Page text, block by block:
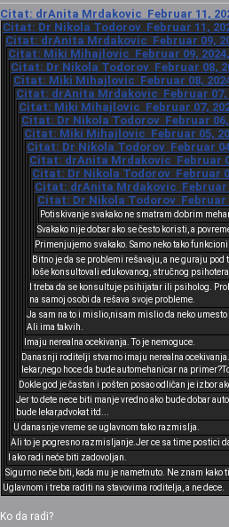
Citat: drAnita Mrdakovic Februar 11,
Citat: Dr Nikola Todorov Februar 11,
Citat: drAnita Mrdakovic Februar 09,
Citat: Miki Mihajlovic Februar 09, 2024,
Citat: Dr Nikola Todorov Februar 08,
Citat: Miki Mihajlovic Februar 08,
Citat: drAnita Mrdakovic Februar 07,
Citat: Miki Mihajlovic Februar 07,
Citat: Dr Nikola Todorov Februar 06,
Citat: Miki Mihajlovic Februar 05,
Citat: Dr Nikola Todorov Februar
Citat: drAnita Mrdakovic Februar
Citat: Dr Nikola Todorov Februar
Citat: drAnita Mrdakovic Februar
Citat: Dr Nikola Todorov Februar
Potiskivanje svakako ne smatram dobrim
Svakako nije dobar ako se često koristi, a
Primenjujemo svakako. Samo neko tako
Bitno je da se problemi rešavaju, a ne guraju
loše konsultovali edukovanog, stručnog
I treba da se konsultuje psihijatar ili psiholog.
na samoj osobi da rešava svoje probleme.
Ja sam na to i mislio,nisam mislio da neko
Ali ima takvih.
Imaju nerealna ocekivanja. To je nemoguce.
Danasnji roditelji stvarno imaju nerealna
lekar,nego hoce da bude automehanicar na
Dokle god je častan i pošten posao odličan je izbor
Jer to dete nece biti manje vredno ako bude dobar
bude lekar,advokat itd...
U danasnje vreme se uglavnom tako razmislja.
Ali to je pogresno razmisljanje.Jer ce sa time postici
I ako radi neće biti zadovoljan.
Sigurno neće biti, kada mu je nametnuto. Ne znam kako
Uglavnom i treba raditi na stavovima roditelja, a ne dece.
Ko da radi?